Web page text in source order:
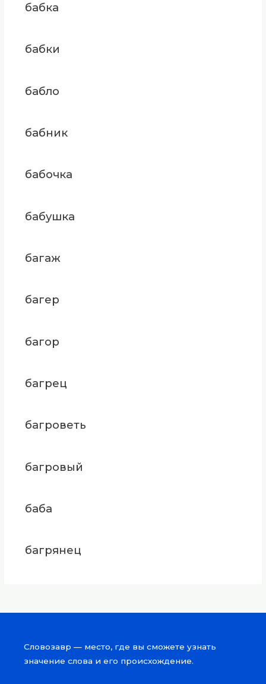
бабка
бабки
бабло
бабник
бабочка
бабушка
багаж
багер
багор
багрец
багроветь
багровый
баба
багрянец
Словозавр — место, где вы сможете узнать
значение слова и его происхождение.